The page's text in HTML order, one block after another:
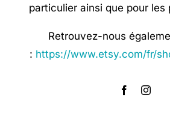
particulier ainsi que pour les
Retrouvez-nous
: https://www.etsy.com/fr/